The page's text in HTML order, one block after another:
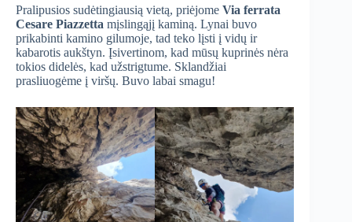
Pralipusios sudėtingiausią vietą, priėjome Via ferrata
Cesare Piazzetta mįslingąjį kaminą. Lynai buvo
prikabinti kamino gilumoje, tad teko lįsti į vidų ir
kabarotis aukštyn. Įsivertinom, kad mūsų kuprinės nėra
tokios didelės, kad užstrigtume. Sklandžiai
prasliuogėme į viršų. Buvo labai smagu!